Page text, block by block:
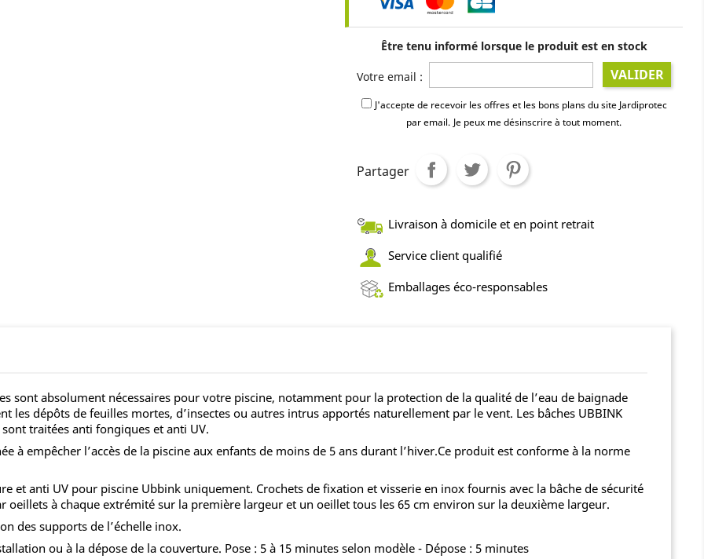
Être tenu informé lorsque le produit est en stock
Votre email : VALIDER
J'accepte de recevoir les offres et les bons plans du site Jardiprotec
par email. Je peux me désinscrire à tout moment.
Partager
Livraison à domicile et en point retrait
Service client qualifié
Emballages éco-responsables
sont absolument nécessaires pour votre piscine, notamment pour la protection de la qualité de l’eau de baignade
les dépôts de feuilles mortes, d’insectes ou autres intrus apportés naturellement par le vent. Les bâches UBBINK
traitées anti fongiques et anti UV.
à empêcher l’accès de la piscine aux enfants de moins de 5 ans durant l’hiver.Ce produit est conforme à la norme
et anti UV pour piscine Ubbink uniquement. Crochets de fixation et visserie en inox fournis avec la bâche de sécurité
oeillets à chaque extrémité sur la première largeur et un oeillet tous les 65 cm environ sur la deuxième largeur.
des supports de l’échelle inox.
ou à la dépose de la couverture. Pose : 5 à 15 minutes selon modèle - Dépose : 5 minutes